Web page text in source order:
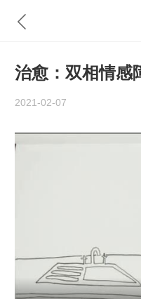
治愈：双相情感
2021-02-07